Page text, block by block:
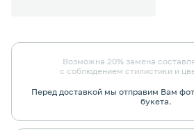
Возможна 20% замена
с соблюдением стилистики и
Перед доставкой мы отправим Вам
букета.